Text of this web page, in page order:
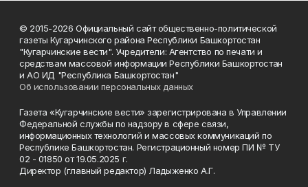
© 2015-2026 Официальный сайт общественно-политической
газеты Кугарчинского района Республики Башкортостан
"Кугарчинские вести". Учредители: Агентство по печати и
средствам массовой информации Республики Башкортостан
и АО ИД "Республика Башкортостан"
Об использовании персональных данных
Газета «Кугарчинские вести» зарегистрирована в Управлении
Федеральной службы по надзору в сфере связи,
информационных технологий и массовых коммуникаций по
Республике Башкортостан. Регистрационный номер ПИ № ТУ
02 - 01850 от 19.05.2025 г.
Директор (главный редактор) Ладыженко А.Г.